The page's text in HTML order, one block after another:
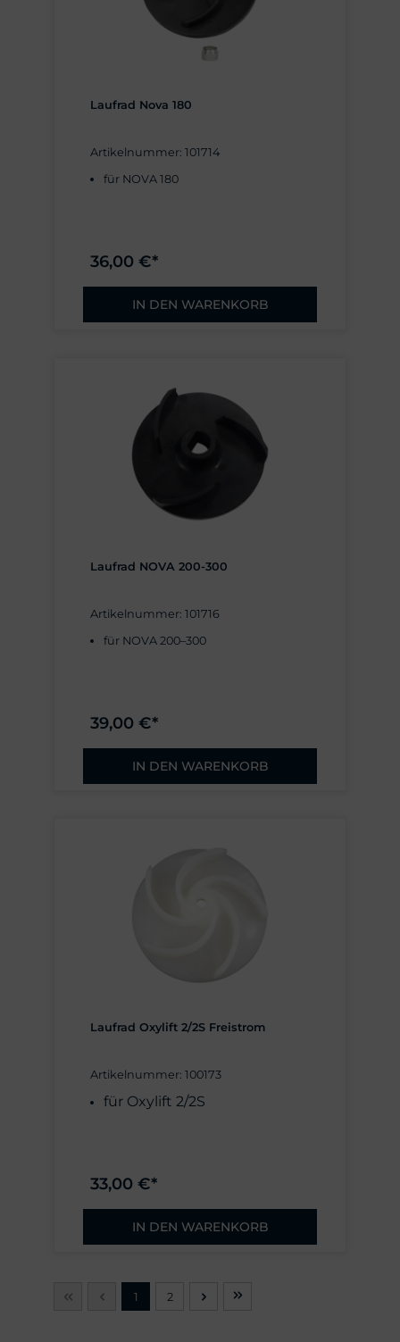
Laufrad Nova 180
Artikelnummer: 101714
für NOVA 180
36,00 €*
IN DEN WARENKORB
Laufrad NOVA 200-300
Artikelnummer: 101716
für NOVA 200–300
39,00 €*
IN DEN WARENKORB
Laufrad Oxylift 2/2S Freistrom
Artikelnummer: 100173
für Oxylift 2/2S
33,00 €*
IN DEN WARENKORB
1 2